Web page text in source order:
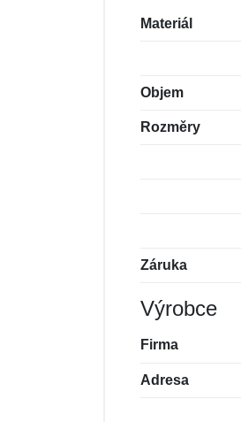
Materiál
Objem
Rozměry
Záruka
Výrobce
Firma
Adresa